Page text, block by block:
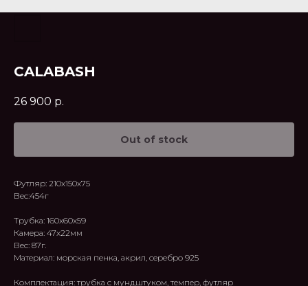
CALABASH
26 900 р.
Out of stock
Футляр: 210х150х75
Вес:454г
Трубка: 160x60x59
Камера: 47x22мм
Вес: 87г.
Материал: морская пенка, акрил, серебро 925
Комплектация: трубка с мундштуком, темпер, футляр